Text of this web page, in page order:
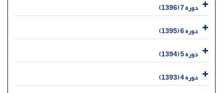
دوره 7 (1396)
دوره 6 (1395)
دوره 5 (1394)
دوره 4 (1393)